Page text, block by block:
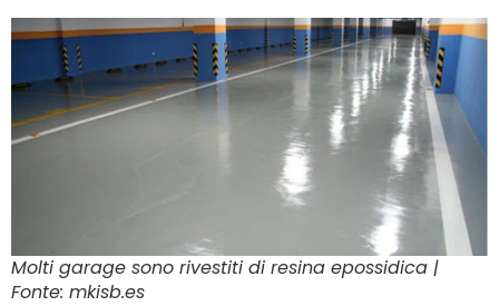
Molti garage sono rivestiti di resina epossidica |
Fonte: mkisb.es